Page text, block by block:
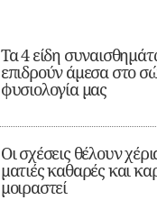
Τα 4 είδη
επιδρούν άμεσα στο
φυσιολογία μας
Οι σχέσεις θέλουν
ματιές καθαρές και
μοιραστεί